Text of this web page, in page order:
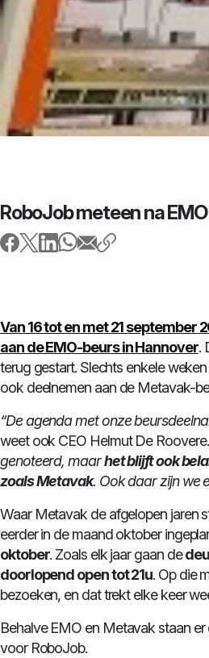
RoboJob meteen na
Van 16 tot en met 21 september
aan de EMO-beurs in Hannover.
terug gestart. Slechts enkele
ook deelnemen aan de Metavak-
“De agenda met onze
weet ook CEO Helmut De Roovere.
genoteerd, maarhet blijft ook
zoals Metavak. Ook daar zijn we
Waar Metavak de afgelopen jaren
eerder in de maand oktober
oktober. Zoals elk jaar gaan de
doorlopend open tot 21u. Op die
bezoeken, en dat trekt elke keer
Behalve EMO en Metavak staan
voor RoboJob.